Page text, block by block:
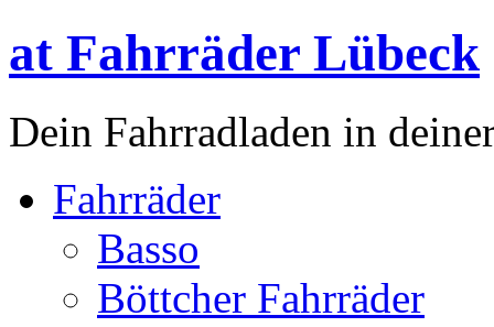
at Fahrräder Lübeck
Dein Fahrradladen in
Fahrräder
Basso
Böttcher Fahrräder